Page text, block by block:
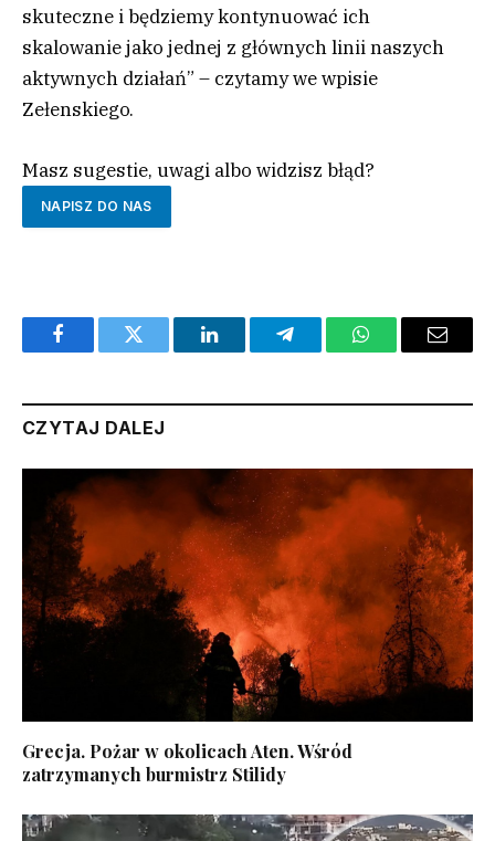
skuteczne i będziemy kontynuować ich
skalowanie jako jednej z głównych linii naszych
aktywnych działań” – czytamy we wpisie
Zełenskiego.
Masz sugestie, uwagi albo widzisz błąd?
NAPISZ DO NAS
FacebookTwitter LinkedInTelegramWhatsAppEmail
CZYTAJ DALEJ
Grecja. Pożar w okolicach Aten. Wśród
zatrzymanych burmistrz Stilidy